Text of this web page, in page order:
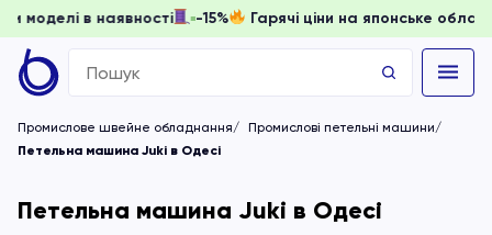
моделі в наявності -15% Гарячі ціни на японське
Search
for:
Промислове швейне обладнання
Промислові петельні машини
Петельна машина Juki в Одесі
Петельна машина Juki в Одесі